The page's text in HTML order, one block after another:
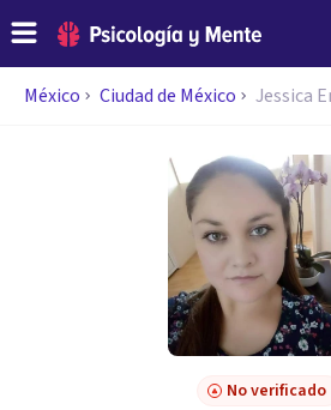
México Ciudad de México Jessica
No verificado